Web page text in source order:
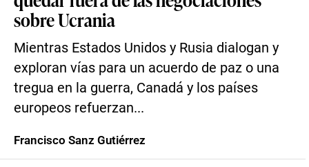
sobre Ucrania
Mientras Estados Unidos y Rusia dialogan y
exploran vías para un acuerdo de paz o una
tregua en la guerra, Canadá y los países
europeos refuerzan...
Francisco Sanz Gutiérrez